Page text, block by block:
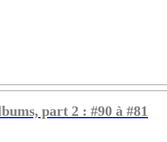
part 2 : #90 à #81